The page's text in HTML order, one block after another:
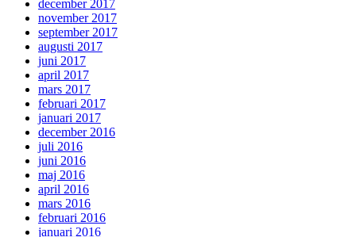
december 2017
november 2017
september 2017
augusti 2017
juni 2017
april 2017
mars 2017
februari 2017
januari 2017
december 2016
juli 2016
juni 2016
maj 2016
april 2016
mars 2016
februari 2016
januari 2016